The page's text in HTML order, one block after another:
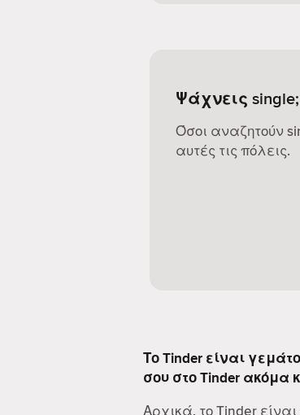
Ψάχνεις
Όσοι αναζητούν
αυτές τις πόλεις.
Το Tinder είναι
σου στο Tinder ακόμα
Αρχικά, το Tinder